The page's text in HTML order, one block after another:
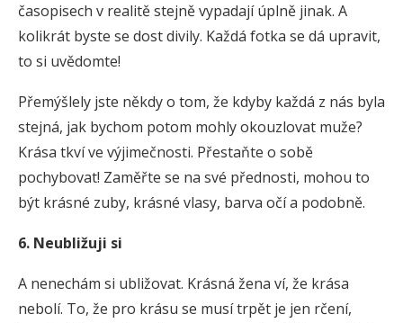
časopisech v realitě stejně vypadají úplně jinak. A
kolikrát byste se dost divily. Každá fotka se dá upravit,
to si uvědomte!
Přemýšlely jste někdy o tom, že kdyby každá z nás byla
stejná, jak bychom potom mohly okouzlovat muže?
Krása tkví ve výjimečnosti. Přestaňte o sobě
pochybovat! Zaměřte se na své přednosti, mohou to
být krásné zuby, krásné vlasy, barva očí a podobně.
6. Neubližuji si
A nenechám si ubližovat. Krásná žena ví, že krása
nebolí. To, že pro krásu se musí trpět je jen rčení,